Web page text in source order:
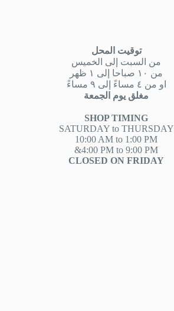
توقيت المحل
من السبت إلى الخميس
من ١٠ صباحا إلى ١ ظهر
او من ٤ مساءً إلى ٩ مساءً
مغلق يوم الجمعة
SHOP TIMING
SATURDAY to THURSDAY
10:00 AM to 1:00 PM
&4:00 PM to 9:00 PM
CLOSED ON FRIDAY